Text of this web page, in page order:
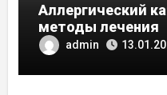
Аллергический
методы лечения
admin